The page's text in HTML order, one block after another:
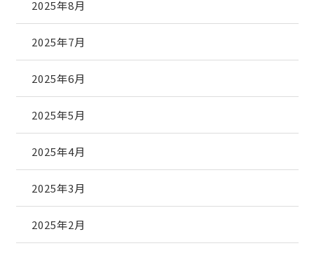
2025年8月
2025年7月
2025年6月
2025年5月
2025年4月
2025年3月
2025年2月